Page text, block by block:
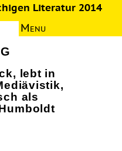
Literatur 2014
lebt in
als
Bachmann-Preis
Autoren
Menu